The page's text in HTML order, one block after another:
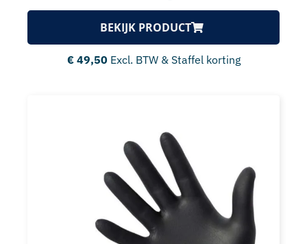
BEKIJK PRODUCT
€49,50 Excl. BTW & Staffel korting